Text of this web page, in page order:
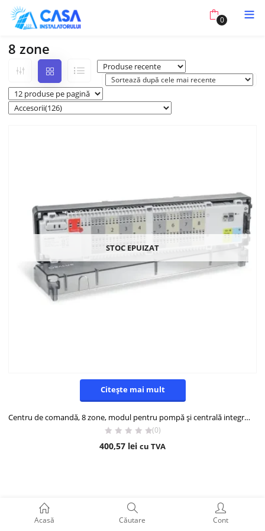
0
Acasă Căutare Cont
8 zone
STOC EPUIZAT
Citește mai mult
Centru de comandă, 8 zone, modul pentru pompă și centrală integrat, KL08NSB
(0)
400,57 lei cu TVA